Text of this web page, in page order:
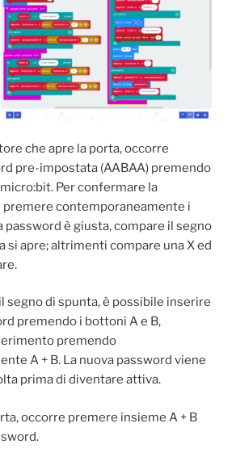
che apre la porta, occorre
pre-impostata (AABAA) premendo
Per confermare la
premere contemporaneamente i
password è giusta, compare il segno
si apre; altrimenti compare una X ed
segno di spunta, è possibile inserire
premendo i bottoni A e B,
premendo
A + B. La nuova password viene
prima di diventare attiva.
occorre premere insieme A + B